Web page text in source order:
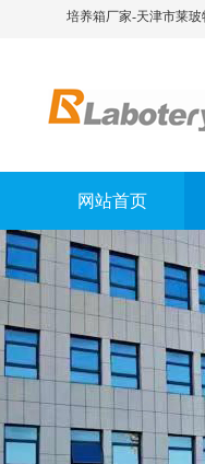
培养箱厂家-天津市莱玻
网站首页